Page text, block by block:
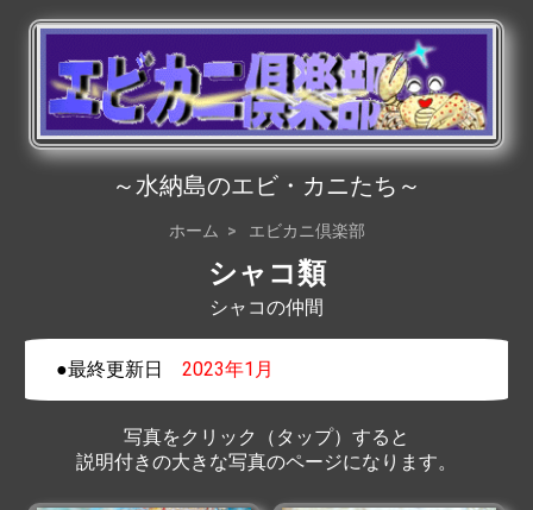
～水納島のエビ・カニたち～
ホーム エビカニ倶楽部
シャコ類
シャコの仲間
●最終更新日 2023年1月
写真をクリック（タップ）すると
説明付きの大きな写真のページになります。